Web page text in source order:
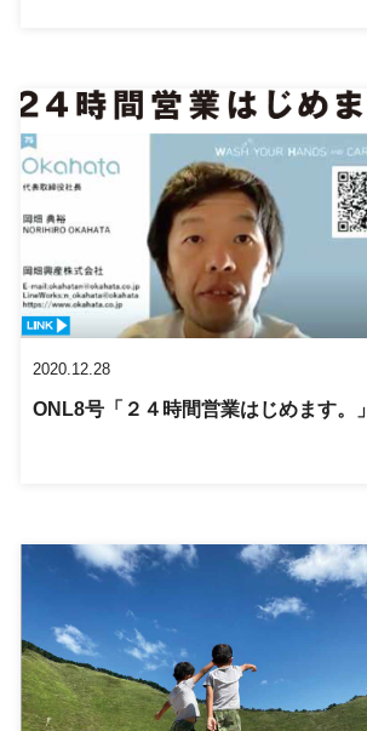
2020.12.28
ONL8号「２４時間営業はじめます。」